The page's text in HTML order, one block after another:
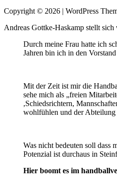
Copyright © 2026 | WordPress
Andreas Gottke-Haskamp stellt sich
Durch meine Frau hatte ich
Jahren bin ich in den
Mit der Zeit ist mir die
sehe mich als „freien
,Schiedsrichtern,
wohlfühlen und der Abteilung
Was nicht bedeuten soll dass
Potenzial ist durchaus in
Hier boomt es im